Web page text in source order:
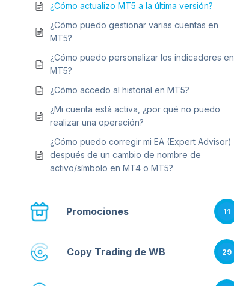
¿Cómo actualizo MT5 a la última versión?
¿Cómo puedo gestionar varias cuentas en
MT5?
¿Cómo puedo personalizar los indicadores en
MT5?
¿Cómo accedo al historial en MT5?
¿Mi cuenta está activa, ¿por qué no puedo
realizar una operación?
¿Cómo puedo corregir mi EA (Expert Advisor)
después de un cambio de nombre de
activo/símbolo en MT4 o MT5?
Promociones 11
Copy Trading de WB 29